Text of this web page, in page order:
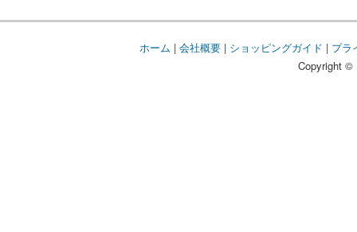
ホーム | 会社概要| ショッピングガイド | プラ
Copyright ©